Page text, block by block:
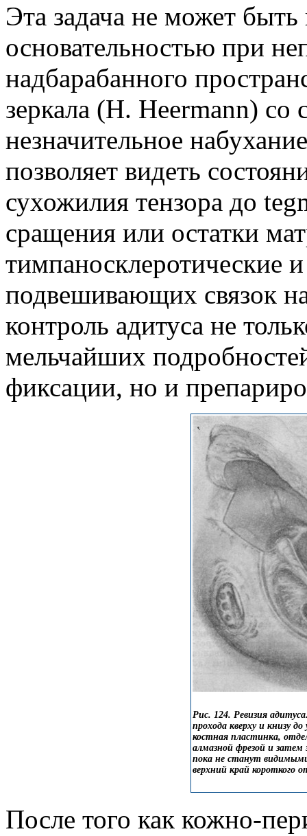
Эта задача не может
основательностью при
надбарабанного
зеркала (Н. Heermann)
незначительное
позволяет видеть
сухожилия тензора до
сращения или остатки
тимпаносклеротические
подвешивающих связок
контроль адитуса не
мельчайших
фиксации, но и
Рис. 124. Ревизия
прохода кверху и книзу
костная пластинка,
алмазной фрезой и
пока не станут
верхний край короткого
После того как кожно-